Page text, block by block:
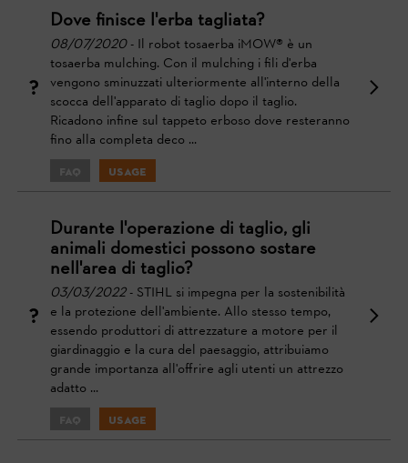
Dove finisce l'erba tagliata?
08/07/2020- Il robot tosaerba iMOW® è un
tosaerba mulching. Con il mulching i fili d'erba
vengono sminuzzati ulteriormente all'interno della
scocca dell'apparato di taglio dopo il taglio.
Ricadono infine sul tappeto erboso dove resteranno
fino alla completa deco ...
FAQ Usage
Durante l'operazione di taglio, gli
animali domestici possono sostare
nell'area di taglio?
03/03/2022- STIHL si impegna per la sostenibilità
e la protezione dell'ambiente. Allo stesso tempo,
essendo produttori di attrezzature a motore per il
giardinaggio e la cura del paesaggio, attribuiamo
grande importanza all'offrire agli utenti un attrezzo
adatto ...
FAQ Usage